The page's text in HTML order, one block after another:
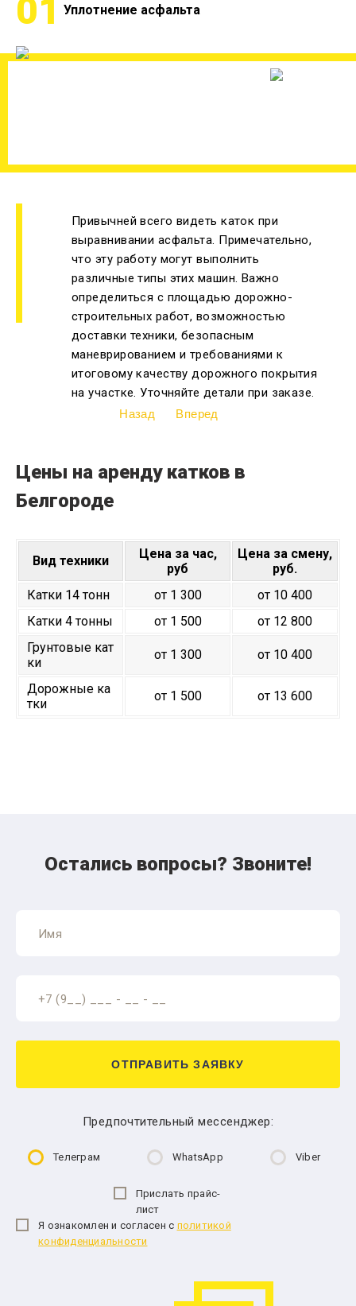
01 Уплотнение асфальта
Привычней всего видеть каток при
выравнивании асфальта. Примечательно,
что эту работу могут выполнить
различные типы этих машин. Важно
определиться с площадью дорожно-
строительных работ, возможностью
доставки техники, безопасным
маневрированием и требованиями к
итоговому качеству дорожного покрытия
на участке. Уточняйте детали при заказе.
Назад Вперед
Цены на аренду катков в
Белгороде
Вид техники
Цена за час,
руб
Цена за смену,
руб.
Катки 14 тонн
от 1 300
от 10 400
Катки 4 тонны
от 1 500
от 12 800
Грунтовые кат
ки
от 1 300 от 10 400
Дорожные ка
тки
от 1 500 от 13 600
Остались вопросы? Звоните!
ОТПРАВИТЬ ЗАЯВКУ
Предпочтительный мессенджер:
Телеграм WhatsApp Viber
Прислать прайс-
лист
Я ознакомлен и согласен с политикой
конфиденциальности